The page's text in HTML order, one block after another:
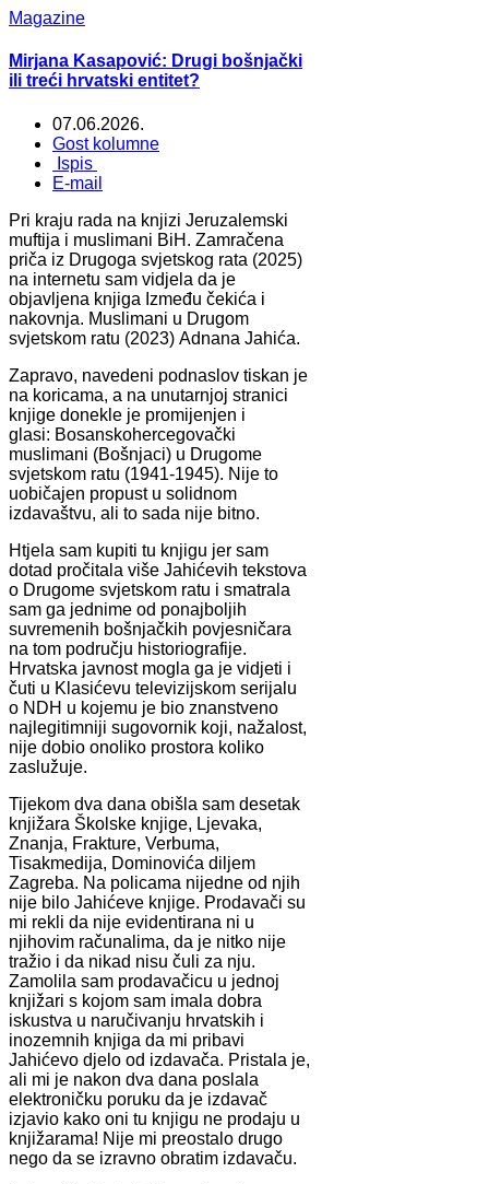
Magazine
Mirjana Kasapović: Drugi bošnjački
ili treći hrvatski entitet?
07.06.2026.
Gost kolumne
Ispis
E-mail
Pri kraju rada na knjizi Jeruzalemski
muftija i muslimani BiH. Zamračena
priča iz Drugoga svjetskog rata (2025)
na internetu sam vidjela da je
objavljena knjiga Između čekića i
nakovnja. Muslimani u Drugom
svjetskom ratu (2023) Adnana Jahića.
Zapravo, navedeni podnaslov tiskan je
na koricama, a na unutarnjoj stranici
knjige donekle je promijenjen i
glasi: Bosanskohercegovački
muslimani (Bošnjaci) u Drugome
svjetskom ratu (1941-1945). Nije to
uobičajen propust u solidnom
izdavaštvu, ali to sada nije bitno.
Htjela sam kupiti tu knjigu jer sam
dotad pročitala više Jahićevih tekstova
o Drugome svjetskom ratu i smatrala
sam ga jednime od ponajboljih
suvremenih bošnjačkih povjesničara
na tom području historiografije.
Hrvatska javnost mogla ga je vidjeti i
čuti u Klasićevu televizijskom serijalu
o NDH u kojemu je bio znanstveno
najlegitimniji sugovornik koji, nažalost,
nije dobio onoliko prostora koliko
zaslužuje.
Tijekom dva dana obišla sam desetak
knjižara Školske knjige, Ljevaka,
Znanja, Frakture, Verbuma,
Tisakmedija, Dominovića diljem
Zagreba. Na policama nijedne od njih
nije bilo Jahićeve knjige. Prodavači su
mi rekli da nije evidentirana ni u
njihovim računalima, da je nitko nije
tražio i da nikad nisu čuli za nju.
Zamolila sam prodavačicu u jednoj
knjižari s kojom sam imala dobra
iskustva u naručivanju hrvatskih i
inozemnih knjiga da mi pribavi
Jahićevo djelo od izdavača. Pristala je,
ali mi je nakon dva dana poslala
elektroničku poruku da je izdavač
izjavio kako oni tu knjigu ne prodaju u
knjižarama! Nije mi preostalo drugo
nego da se izravno obratim izdavaču.